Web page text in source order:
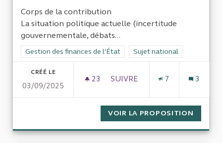
Corps de la contribution
La situation politique actuelle (incertitude
gouvernementale, débats...
Filtrer les résultats de la catégorie : Gestion des finances de
Gestion des finances de l'État Filtrer les résultats pour le
Sujet national
CRÉÉ LE
03/09/2025
23 23 ABONNÉS
SUIVRE
7 3
VOIR LA PROPOSITION